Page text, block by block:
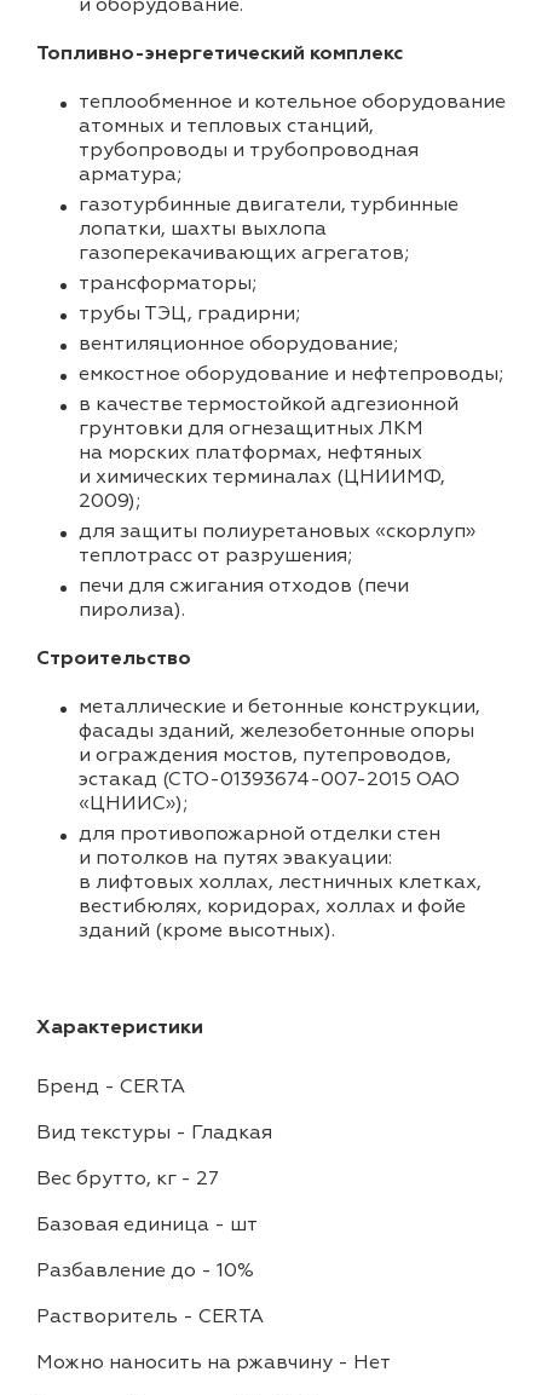
и оборудование.
Топливно-энергетический комплекс
теплообменное и котельное оборудование
атомных и тепловых станций,
трубопроводы и трубопроводная
арматура;
газотурбинные двигатели, турбинные
лопатки, шахты выхлопа
газоперекачивающих агрегатов;
трансформаторы;
трубы ТЭЦ, градирни;
вентиляционное оборудование;
емкостное оборудование и нефтепроводы;
в качестве термостойкой адгезионной
грунтовки для огнезащитных ЛКМ
на морских платформах, нефтяных
и химических терминалах (ЦНИИМФ,
2009);
для защиты полиуретановых «скорлуп»
теплотрасс от разрушения;
печи для сжигания отходов (печи
пиролиза).
Строительство
металлические и бетонные конструкции,
фасады зданий, железобетонные опоры
и ограждения мостов, путепроводов,
эстакад (СТО-01393674-007-2015 ОАО
«ЦНИИС»);
для противопожарной отделки стен
и потолков на путях эвакуации:
в лифтовых холлах, лестничных клетках,
вестибюлях, коридорах, холлах и фойе
зданий (кроме высотных).
Характеристики
Бренд - CERTA
Вид текстуры - Гладкая
Вес брутто, кг - 27
Базовая единица - шт
Разбавление до - 10%
Растворитель - CERTA
Можно наносить на ржавчину - Нет